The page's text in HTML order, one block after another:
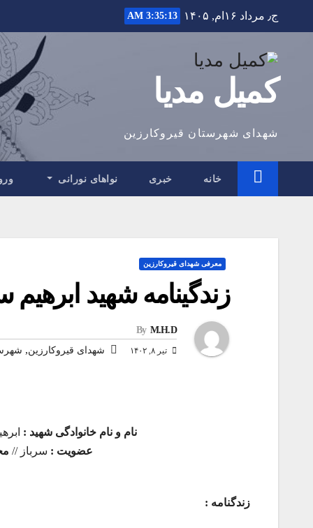
to
ج٫ مرداد ۱۶ام, ۱۴۰۵ 3:35:14 AM
کمیل مدیا
شهدای شهرستان قیروکارزین
خانه خبری نواهای نورانی
معرفی شهدای قیروکارزین
زندگینامه شهید
By M.H.D
تیر ۸, ۱۴۰۲ شهدای قیروکارزین,
نام و نام خانوادگی شهید :
عضویت : سرباز //
زندگنامه :